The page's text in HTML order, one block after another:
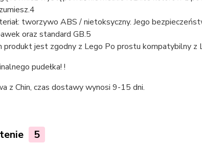
tworzywo ABS / nietoksyczny. Jego
oraz standard GB.5
produkt jest zgodny z Lego Po prostu kompatybilny z
pudełka! !
z Chin, czas dostawy wynosi 9-15 dni.
5